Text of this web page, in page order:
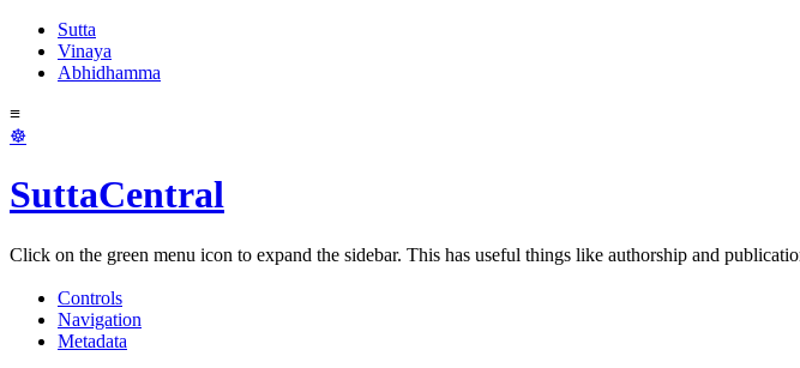
Sutta
Vinaya
Abhidhamma
≡
☸
SuttaCentral
Click on the green menu icon to expand the sidebar. This has useful things like authorship and
Controls
Navigation
Metadata